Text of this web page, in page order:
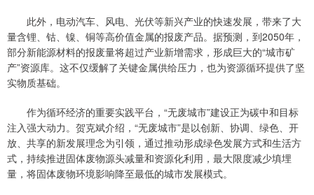
此外，电动汽车、风电、光伏等新兴产业的快速发展，带来了大
量含锂、钴、镍、铜等高价值金属的报废产品。据预测，到2050年，
部分新能源材料的报废量将超过产业新增需求，形成巨大的“城市矿
产”资源库。这不仅缓解了关键金属供给压力，也为资源循环提供了坚
实物质基础。
作为循环经济的重要实践平台，“无废城市”建设正为碳中和目标
注入强大动力。贺克斌介绍，“无废城市”是以创新、协调、绿色、开
放、共享的新发展理念为引领，通过推动形成绿色发展方式和生活方
式，持续推进固体废物源头减量和资源化利用，最大限度减少填埋
量，将固体废物环境影响降至最低的城市发展模式。